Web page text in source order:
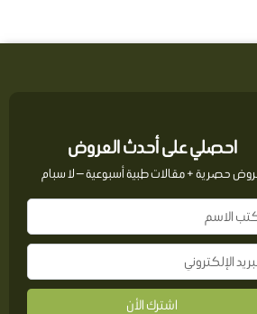
احصلي على أحدث العروض
حصرية + مقالات طبية أسبوعية — لا سبام
اشترك الأن